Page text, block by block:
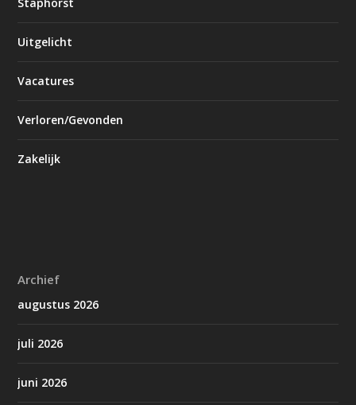
Staphorst
Uitgelicht
Vacatures
Verloren/Gevonden
Zakelijk
Archief
augustus 2026
juli 2026
juni 2026